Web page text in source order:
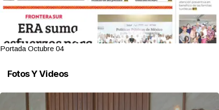
Portada Octubre 04
Fotos Y Videos